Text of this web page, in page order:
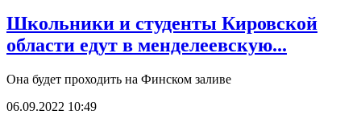
Школьники и студенты Кировской
области едут в менделеевскую...
Она будет проходить на Финском заливе
06.09.2022 10:49